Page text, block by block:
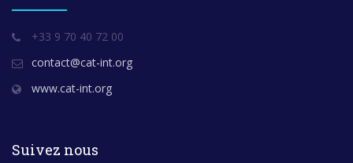
+33 9 70 40 72 00
contact@cat-int.org
www.cat-int.org
Suivez nous